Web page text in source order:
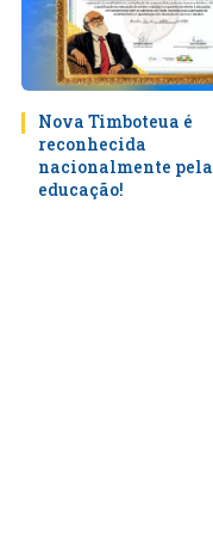
Nova Timboteua é
reconhecida
nacionalmente pela
educação!